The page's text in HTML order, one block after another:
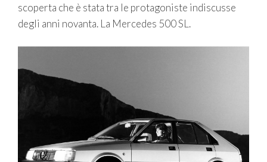
scoperta che è stata tra le protagoniste indiscusse
degli anni novanta. La Mercedes 500 SL.